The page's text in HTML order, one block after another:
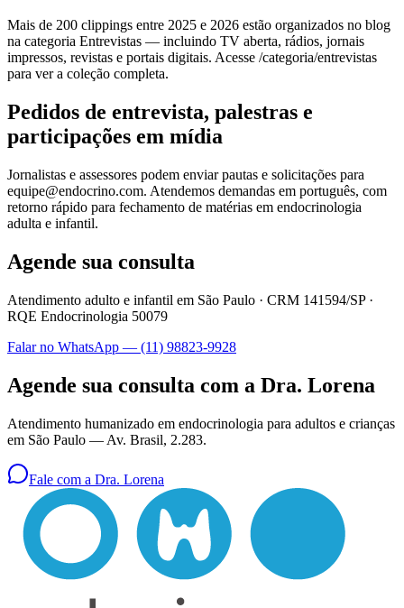
Mais de 200 clippings entre 2025 e 2026 estão organizados no blog
na categoria Entrevistas — incluindo TV aberta, rádios, jornais
impressos, revistas e portais digitais. Acesse /categoria/entrevistas
para ver a coleção completa.
Pedidos de entrevista, palestras e
participações em mídia
Jornalistas e assessores podem enviar pautas e solicitações para
equipe@endocrino.com. Atendemos demandas em português, com
retorno rápido para fechamento de matérias em endocrinologia
adulta e infantil.
Agende sua consulta
Atendimento adulto e infantil em São Paulo · CRM 141594/SP·
RQE Endocrinologia 50079
Falar no WhatsApp — (11) 98823-9928
Agende sua consulta com a Dra. Lorena
Atendimento humanizado em endocrinologia para adultos e crianças
em São Paulo — Av. Brasil, 2.283.
Fale com a Dra. Lorena